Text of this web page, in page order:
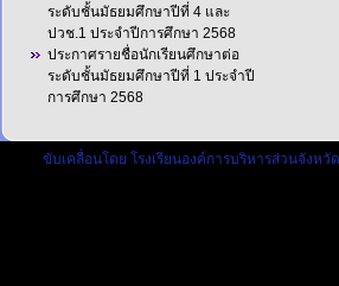
ระดับชั้นมัธยมศึกษาปีที่ 4 และ
ปวช.1 ประจำปีการศึกษา 2568
ประกาศรายชื่อนักเรียนศึกษาต่อ
ระดับชั้นมัธยมศึกษาปีที่ 1 ประจำปี
การศึกษา 2568
ขับเคลื่อนโดย โรงเรียนองค์การบริหารส่วนจังห